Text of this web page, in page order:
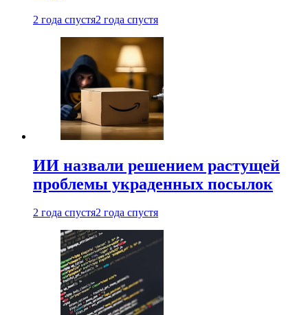
2 года спустя2 года спустя
ИИ назвали решением растущей
проблемы украденных посылок
2 года спустя2 года спустя